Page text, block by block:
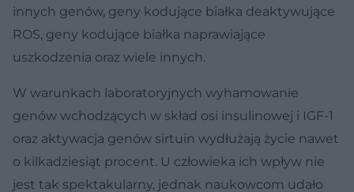
innych genów, geny kodujące białka deaktywujące
ROS, geny kodujące białka naprawiające
uszkodzenia oraz wiele innych.
W warunkach laboratoryjnych wyhamowanie
genów wchodzących w skład osi insulinowej i IGF-1
oraz aktywacja genów sirtuin wydłużają życie nawet
o kilkadziesiąt procent. U człowieka ich wpływ nie
jest tak spektakularny, jednak naukowcom udało